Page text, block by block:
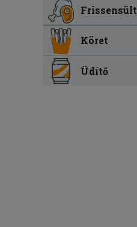
Frissensült
Köret
Üdítő